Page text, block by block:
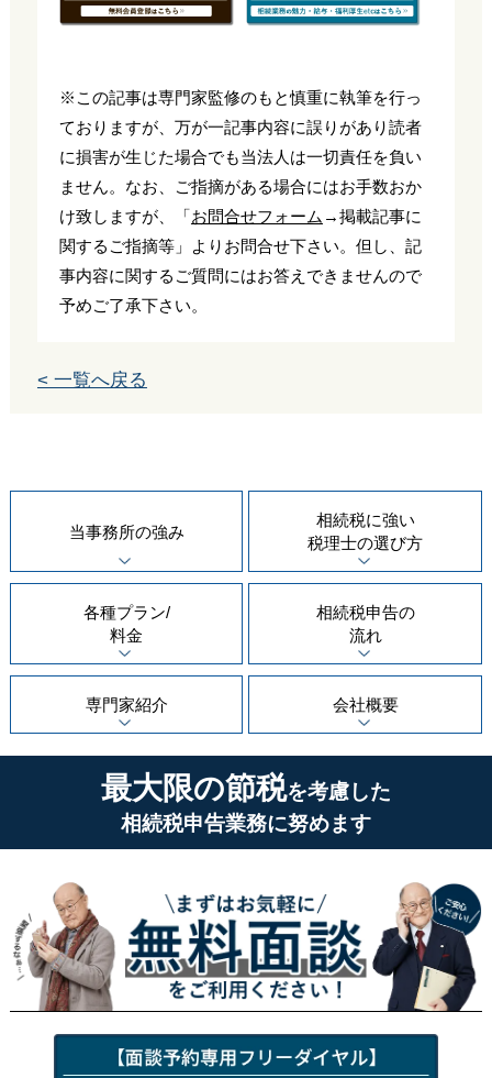
※この記事は専門家監修のもと慎重に執筆を行っ
ておりますが、万が一記事内容に誤りがあり読者
に損害が生じた場合でも当法人は一切責任を負い
ません。なお、ご指摘がある場合にはお手数おか
け致しますが、「 お問合せフォーム →掲載記事に
関するご指摘等」よりお問合せ下さい。但し、記
事内容に関するご質問にはお答えできませんので
予めご了承下さい。
< 一覧へ戻る
当事務所の強み
相続税に強い
税理士の選び方
各種プラン/
料金
相続税申告の
流れ
専門家紹介 会社概要
最大限の節税を考慮した
相続税申告業務に努めます